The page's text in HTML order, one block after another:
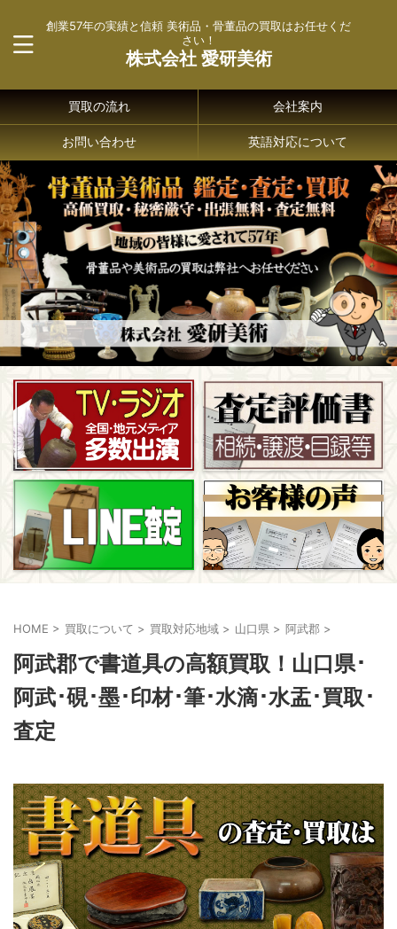
創業57年の実績と信頼 美術品・骨董品の買取はお任せくだ
さい！
株式会社 愛研美術
買取の流れ 会社案内
お問い合わせ 英語対応について
HOME > 買取について > 買取対応地域 > 山口県 > 阿武郡 >
阿武郡で書道具の高額買取！山口県･
阿武･硯･墨･印材･筆･水滴･水盂･買取･
査定